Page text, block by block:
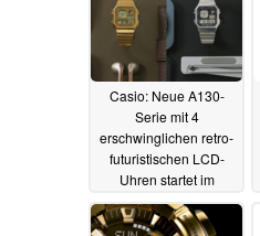
Casio: Neue A130-
Serie mit 4
erschwinglichen retro-
futuristischen LCD-
Uhren startet im
Februar,
Vorbestellungen jetzt